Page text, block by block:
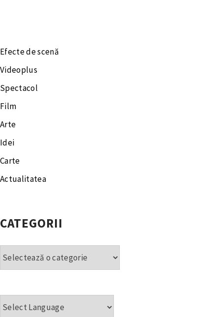
Efecte de scenă
Videoplus
Spectacol
Film
Arte
Idei
Carte
Actualitatea
CATEGORII